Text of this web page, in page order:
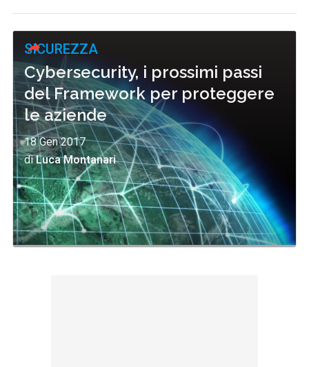
SICUREZZA
Cybersecurity, i prossimi passi
del Framework per proteggere
le aziende
18 Gen 2017
diLuca Montanari